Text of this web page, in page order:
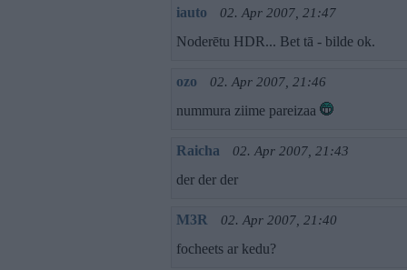
iauto 02. Apr 2007, 21:47
Noderētu HDR... Bet tā - bilde ok.
ozo 02. Apr 2007, 21:46
nummura ziime pareizaa
Raicha 02. Apr 2007, 21:43
der der der
M3R 02. Apr 2007, 21:40
focheets ar kedu?